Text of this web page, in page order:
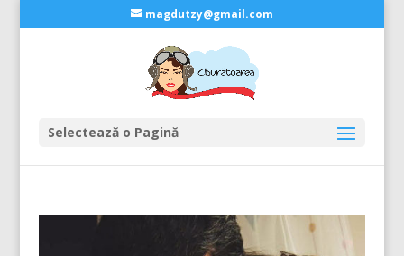
magdutzy@gmail.com
Selectează o Pagină